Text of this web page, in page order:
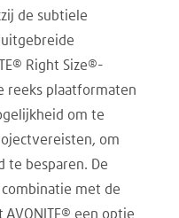
de subtiele
Right Size®-
reeks plaatformaten
om te
om
te besparen. De
met de
een optie